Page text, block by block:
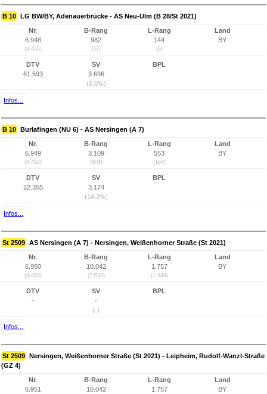
B 10 LG BW/BY, Adenauerbrücke - AS Neu-Ulm (B 28/St 2021)
Nr.
6.948
(4.455)
B-Rang
982
(57)
L-Rang
144
(6)
Land
BY
DTV
61.593
SV
3.696
(6,0%)
BPL
Infos...
B 10 Burlafingen (NU 6) - AS Nersingen (A 7)
Nr.
6.949
(4.462)
B-Rang
3.109
(904)
L-Rang
553
(164)
Land
BY
DTV
22.355
SV
3.174
(14,2%)
BPL
Infos...
St 2509 AS Nersingen (A 7) - Nersingen, Weißenhorner Straße (St 2021)
Nr.
6.950
(4.463)
B-Rang
10.042
(7.638)
L-Rang
1.757
(1.344)
Land
BY
DTV
-
SV
-
(-)
BPL
Infos...
St 2509 Nersingen, Weißenhorner Straße (St 2021) - Leipheim, Rudolf-Wanzl-Straße
(GZ 4)
Nr.
6.951
B-Rang
10.042
L-Rang
1.757
Land
BY